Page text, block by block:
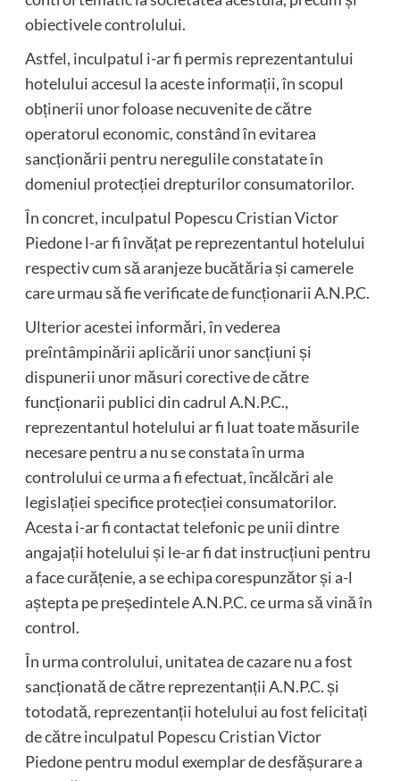
obiectivele controlului.
Astfel, inculpatul i-ar fi permis reprezentantului
hotelului accesul la aceste informații, în scopul
obținerii unor foloase necuvenite de către
operatorul economic, constând în evitarea
sancționării pentru neregulile constatate în
domeniul protecției drepturilor consumatorilor.
În concret, inculpatul Popescu Cristian Victor
Piedone l-ar fi învățat pe reprezentantul hotelului
respectiv cum să aranjeze bucătăria și camerele
care urmau să fie verificate de funcționarii A.N.P.C.
Ulterior acestei informări, în vederea
preîntâmpinării aplicării unor sancțiuni și
dispunerii unor măsuri corective de către
funcționarii publici din cadrul A.N.P.C.,
reprezentantul hotelului ar fi luat toate măsurile
necesare pentru a nu se constata în urma
controlului ce urma a fi efectuat, încălcări ale
legislației specifice protecției consumatorilor.
Acesta i-ar fi contactat telefonic pe unii dintre
angajații hotelului și le-ar fi dat instrucțiuni pentru
a face curățenie, a se echipa corespunzător și a-l
aștepta pe președintele A.N.P.C. ce urma să vină în
control.
În urma controlului, unitatea de cazare nu a fost
sancționată de către reprezentanții A.N.P.C. și
totodată, reprezentanții hotelului au fost felicitați
de către inculpatul Popescu Cristian Victor
Piedone pentru modul exemplar de desfășurare a